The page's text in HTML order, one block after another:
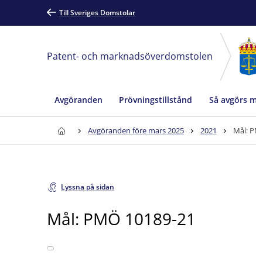
Till Sveriges Domstolar
Patent- och marknadsöverdomstolen
Avgöranden Prövningstillstånd Så avgörs
Avgöranden före mars 2025 2021 Mål:
Lyssna på sidan
Mål: PMÖ 10189-21